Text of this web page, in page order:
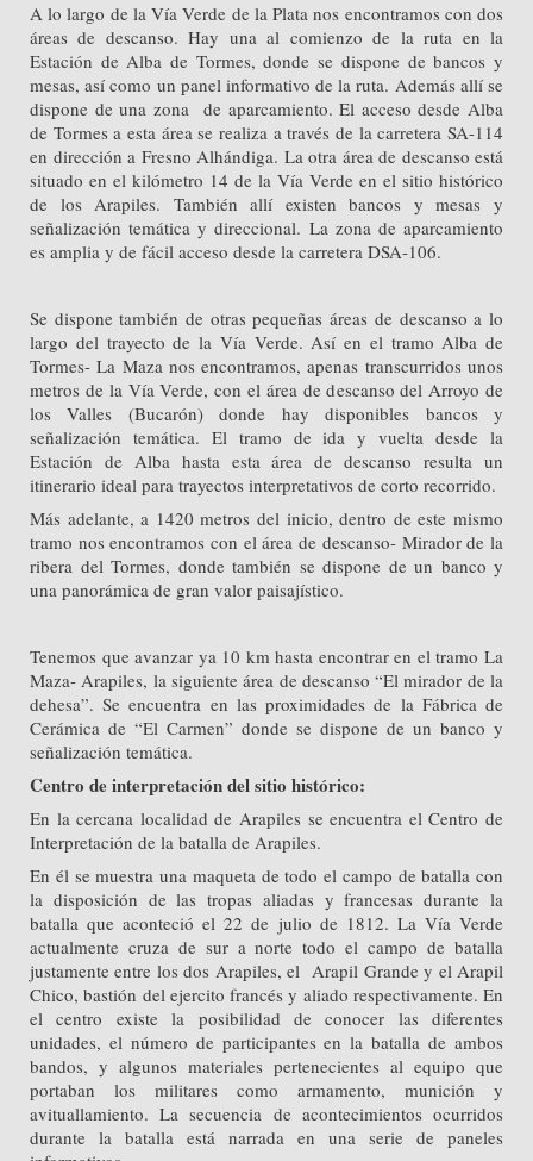
A lo largo de la Vía Verde de la Plata nos encontramos con dos
áreas de descanso. Hay una al comienzo de la ruta en la
Estación de Alba de Tormes, donde se dispone de bancos y
mesas, así como un panel informativo de la ruta. Además allí se
dispone de una zona de aparcamiento. El acceso desde Alba
de Tormes a esta área se realiza a través de la carretera SA-114
en dirección a Fresno Alhándiga. La otra área de descanso está
situado en el kilómetro 14 de la Vía Verde en el sitio histórico
de los Arapiles. También allí existen bancos y mesas y
señalización temática y direccional. La zona de aparcamiento
es amplia y de fácil acceso desde la carretera DSA-106.
Se dispone también de otras pequeñas áreas de descanso a lo
largo del trayecto de la Vía Verde. Así en el tramo Alba de
Tormes- La Maza nos encontramos, apenas transcurridos unos
metros de la Vía Verde, con el área de descanso del Arroyo de
los Valles (Bucarón) donde hay disponibles bancos y
señalización temática. El tramo de ida y vuelta desde la
Estación de Alba hasta esta área de descanso resulta un
itinerario ideal para trayectos interpretativos de corto recorrido.
Más adelante, a 1420 metros del inicio, dentro de este mismo
tramo nos encontramos con el área de descanso- Mirador de la
ribera del Tormes, donde también se dispone de un banco y
una panorámica de gran valor paisajístico.
Tenemos que avanzar ya 10 km hasta encontrar en el tramo La
Maza- Arapiles, la siguiente área de descanso “El mirador de la
dehesa”. Se encuentra en las proximidades de la Fábrica de
Cerámica de “El Carmen” donde se dispone de un banco y
señalización temática.
Centro de interpretación del sitio histórico:
En la cercana localidad de Arapiles se encuentra el Centro de
Interpretación de la batalla de Arapiles.
En él se muestra una maqueta de todo el campo de batalla con
la disposición de las tropas aliadas y francesas durante la
batalla que aconteció el 22 de julio de 1812. La Vía Verde
actualmente cruza de sur a norte todo el campo de batalla
justamente entre los dos Arapiles, el Arapil Grande y el Arapil
Chico, bastión del ejercito francés y aliado respectivamente. En
el centro existe la posibilidad de conocer las diferentes
unidades, el número de participantes en la batalla de ambos
bandos, y algunos materiales pertenecientes al equipo que
portaban los militares como armamento, munición y
avituallamiento. La secuencia de acontecimientos ocurridos
durante la batalla está narrada en una serie de paneles